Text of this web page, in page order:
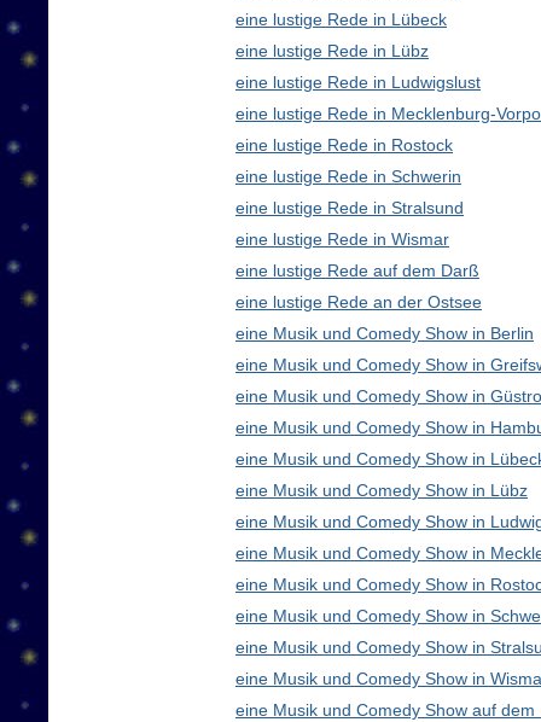
eine lustige Rede in Lübeck
eine lustige Rede in Lübz
eine lustige Rede in Ludwigslust
eine lustige Rede in Mecklenburg-
eine lustige Rede in Rostock
eine lustige Rede in Schwerin
eine lustige Rede in Stralsund
eine lustige Rede in Wismar
eine lustige Rede auf dem Darß
eine lustige Rede an der Ostsee
eine Musik und Comedy Show in Berlin
eine Musik und Comedy Show in
eine Musik und Comedy Show in
eine Musik und Comedy Show in
eine Musik und Comedy Show in
eine Musik und Comedy Show in Lübz
eine Musik und Comedy Show in
eine Musik und Comedy Show in
eine Musik und Comedy Show in
eine Musik und Comedy Show in
eine Musik und Comedy Show in
eine Musik und Comedy Show in
eine Musik und Comedy Show auf dem